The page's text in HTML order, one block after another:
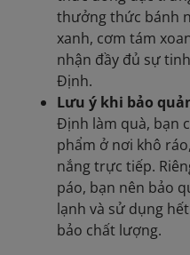
thưởng thức bánh
xanh, cơm tám
nhận đầy đủ sự
Định.
Lưu ý khi bảo
Định làm quà, bạn
phẩm ở nơi khô
nắng trực tiếp.
páo, bạn nên bảo
lạnh và sử dụng
bảo chất lượng.